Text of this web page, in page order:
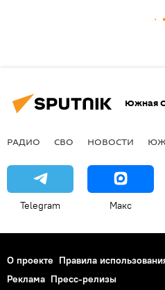
Южная
РАДИО СВО НОВОСТИ
Telegram Макс
О проекте Правила
Реклама Пресс-релизы